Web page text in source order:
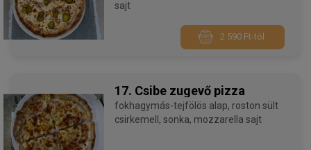
sajt
2 590 Ft-tól
17. Csibe zugevő pizza
fokhagymás-tejfölös alap, roston sült
csirkemell, sonka, mozzarella sajt